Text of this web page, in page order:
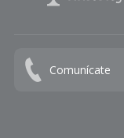
Comunícate